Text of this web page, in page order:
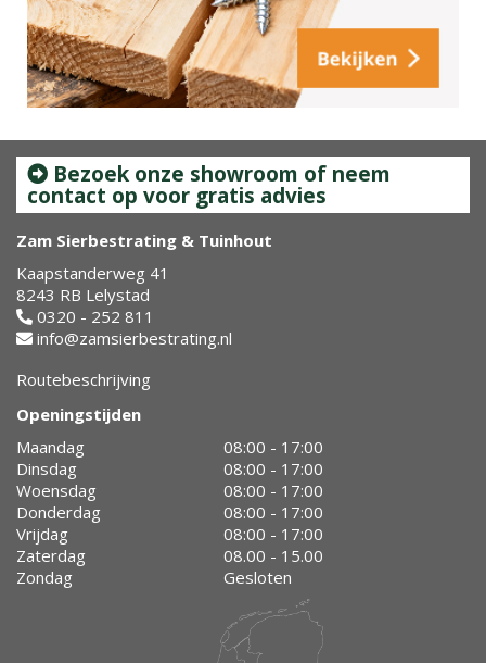
Bezoek onze showroom of neem
contact op voor gratis advies
Zam Sierbestrating & Tuinhout
Kaapstanderweg 41
8243 RB Lelystad
0320 - 252 811
info@zamsierbestrating.nl
Routebeschrijving
Openingstijden
Maandag
08:00 - 17:00
Dinsdag
08:00 - 17:00
Woensdag
08:00 - 17:00
Donderdag
08:00 - 17:00
Vrijdag
08:00 - 17:00
Zaterdag
08.00 - 15.00
Zondag
Gesloten